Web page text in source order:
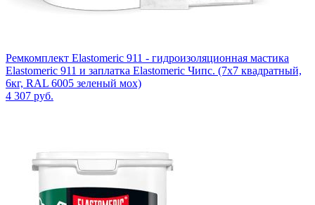
Ремкомплект Elastomeric 911 - гидроизоляционная мастика
Elastomeric 911 и заплатка Elastomeric Чипс. (7х7 квадратный,
6кг, RAL 6005 зеленый мох)
4 307 руб.